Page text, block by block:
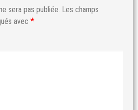
sera pas publiée. Les champs
avec *